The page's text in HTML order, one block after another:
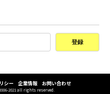
登録
シー 企業情報 お問い合わせ
2021 all rights reserved.